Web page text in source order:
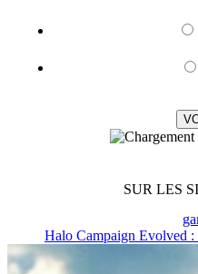
SUR LES
Halo Campaign Evolved :